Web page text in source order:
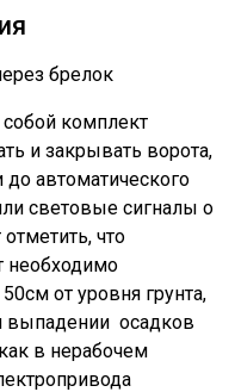
брелок
комплект
и закрывать ворота,
автоматического
световые сигналы о
что
необходимо
от уровня грунта,
выпадении осадков
в нерабочем